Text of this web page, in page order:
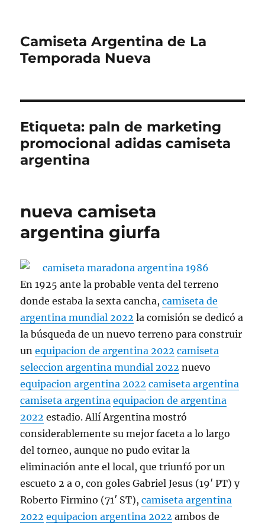
Camiseta Argentina de La
Temporada Nueva
Etiqueta: paln de marketing
promocional adidas camiseta
argentina
nueva camiseta
argentina giurfa
En 1925 ante la probable venta del terreno
donde estaba la sexta cancha,camiseta de
argentina mundial 2022 la comisión se dedicó a
la búsqueda de un nuevo terreno para construir
unequipacion de argentina 2022 camiseta
seleccion argentina mundial 2022 nuevo
equipacion argentina 2022 camiseta argentina
camiseta argentina equipacion de argentina
2022 estadio. Allí Argentina mostró
considerablemente su mejor faceta a lo largo
del torneo, aunque no pudo evitar la
eliminación ante el local, que triunfó por un
escueto 2 a 0, con goles Gabriel Jesus (19′ PT) y
Roberto Firmino (71′ ST),camiseta argentina
2022 equipacion argentina 2022 ambos de